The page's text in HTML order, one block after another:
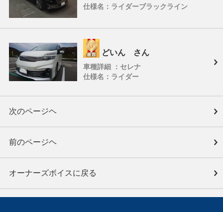
仕様名：ライダーブラックライン
どいん さん
車種詳細 ：セレナ
仕様名：ライダー
次のページヘ
前のページヘ
オーナーズボイスに戻る